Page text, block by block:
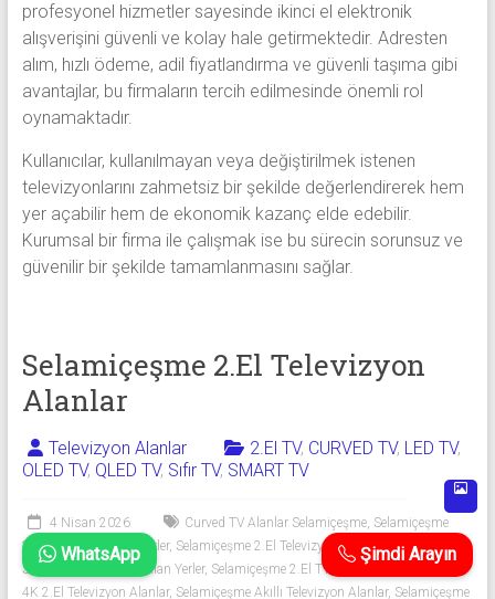
profesyonel hizmetler sayesinde ikinci el elektronik
alışverişini güvenli ve kolay hale getirmektedir. Adresten
alım, hızlı ödeme, adil fiyatlandırma ve güvenli taşıma gibi
avantajlar, bu firmaların tercih edilmesinde önemli rol
oynamaktadır.
Kullanıcılar, kullanılmayan veya değiştirilmek istenen
televizyonlarını zahmetsiz bir şekilde değerlendirerek hem
yer açabilir hem de ekonomik kazanç elde edebilir.
Kurumsal bir firma ile çalışmak ise bu sürecin sorunsuz ve
güvenilir bir şekilde tamamlanmasını sağlar.
Selamiçeşme 2.El Televizyon
Alanlar
Televizyon Alanlar 2.El TV, CURVED TV, LED TV,
OLED TV, QLED TV, Sıfır TV, SMART TV
4 Nisan 2026 Curved TV Alanlar Selamiçeşme, Selamiçeşme
2.El Televizyon Alan Yerler, Selamiçeşme 2.El Televizyon Alım Satımı ,
Selamiçeşme 2.El TV Alan Yerler, Selamiçeşme 2.El TV Alanlar
4K 2.El Televizyon Alanlar, Selamiçeşme Akıllı Televizyon Alanlar, Selamiçeşme
Şimdi Arayın
WhatsApp